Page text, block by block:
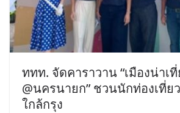
ททท. จัดคาราวาน “เมืองน่าเ
@นครนายก” ชวนนักท่องเที่ย
ใกล้กรุง